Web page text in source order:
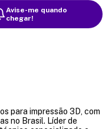
Avise-me quando
chegar!
para impressão 3D, com
no Brasil. Líder de